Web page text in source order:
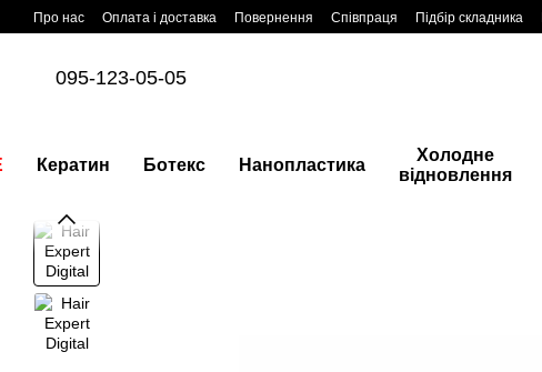
Перейти до основного контенту
Про нас Оплата і доставка Повернення Співпраця Підбір складника
095-123-05-05
Кератин Ботекс Нанопластика
Холодне
відновлення